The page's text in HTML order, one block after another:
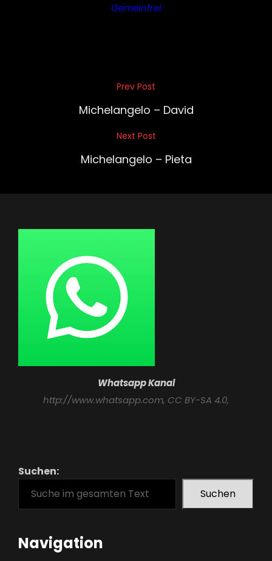
Gemeinfrei
Beitragsnavigation
Prev Post
Michelangelo – David
Next Post
Michelangelo – Pieta
Whatsapp Kanal
http://www.whatsapp.com, CC BY-SA 4.0,
Suchen:
Suchen
Navigation